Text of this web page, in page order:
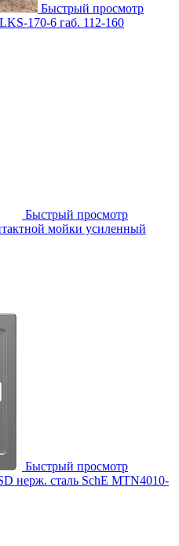
Быстрый просмотр
170-6 габ. 112-160
Быстрый просмотр
мойки усиленный
Быстрый просмотр
нерж. сталь SchE MTN4010-